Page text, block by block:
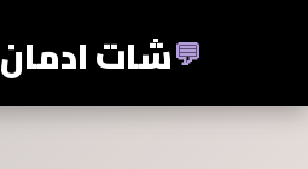
💬شات ادمان